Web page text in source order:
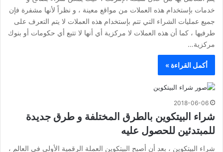
خدمات بإستخدام هذه العملات من مواقع معينة ، و نظراً لأنها مشفرة فإن
جميع عمليات الشراء التي تتم بإستخدام هذه العملات لا يتم التعرف على
طرفيها ، كما أن هذه العملات لا مركزية أي أنها لا تتبع أي حكومات أو بنوك
مركزية…
أكمل القراءة »
2018-06-06
شراء البيتكوين بالطرق المختلفة و طرق جديدة
للمبتدئين للحصول عليه
شراء البيتكوين ، بعد أن أصبح البيتكوين العملة الرقمية الأولى في العالم ،